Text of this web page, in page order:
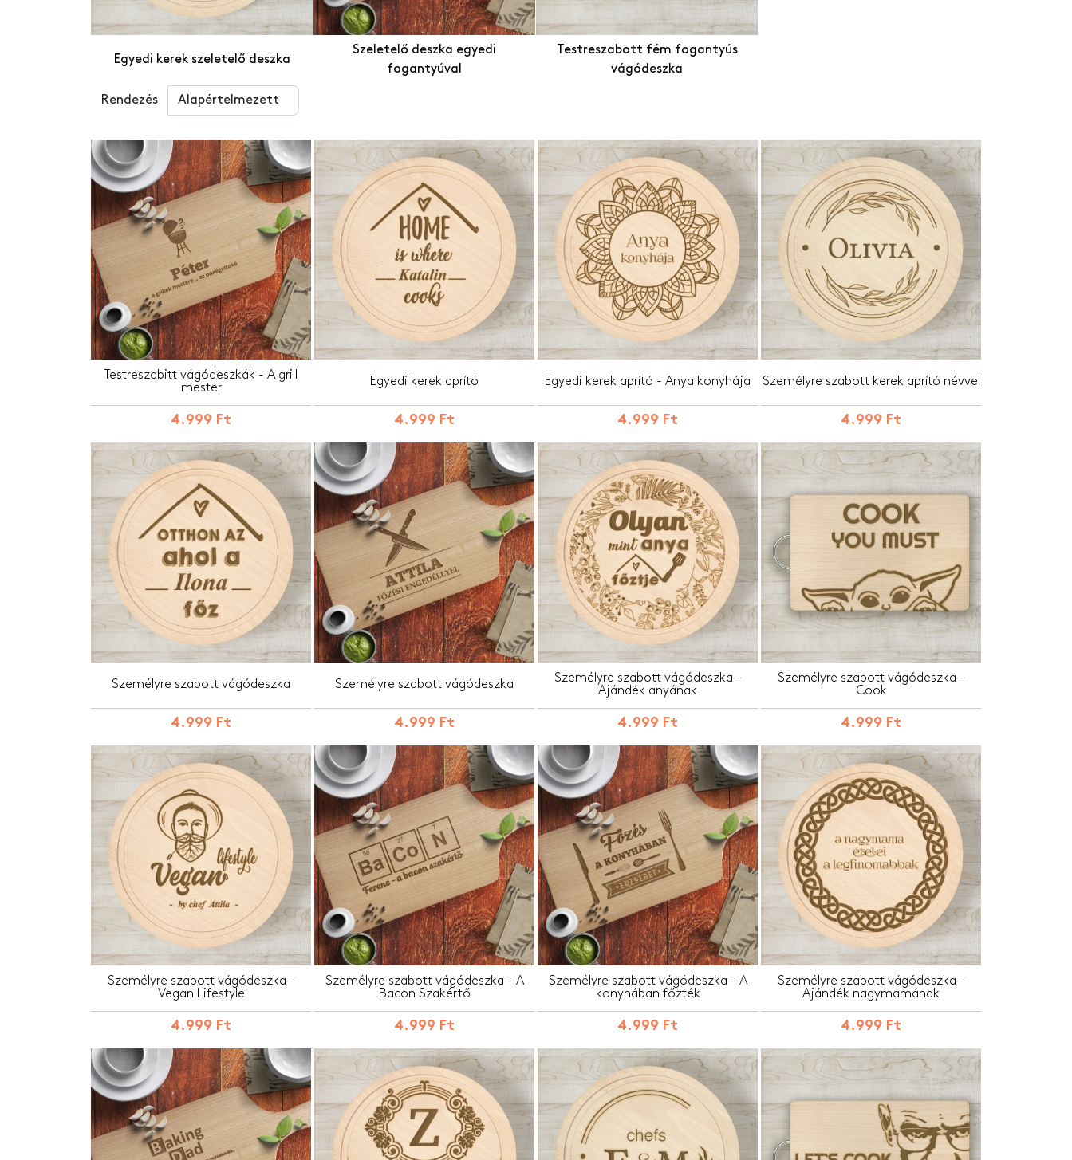
Személyre szabott sporttáska
Személyre szabott hátizsákok
HOT
Személyre szabott tolltartó
HOT
Személyre szabott párnák
Személyre szabott nyári papucs
Testreszabott konyhai kötény
Egyedi kerek szeletelő deszka
Szeletelő deszka egyedi
fogantyúval
Testreszabott fém fogantyús
vágódeszka
Rendezés
Testreszabitt vágódeszkák - A grill
mester
4.999 Ft
Egyedi kerek aprító
4.999 Ft
Egyedi kerek aprító - Anya konyhája
4.999 Ft
Személyre szabott kerek aprító névvel
4.999 Ft
Személyre szabott vágódeszka
4.999 Ft
Személyre szabott vágódeszka
4.999 Ft
Személyre szabott vágódeszka -
Ajándék anyának
4.999 Ft
Személyre szabott vágódeszka -
Cook
4.999 Ft
Személyre szabott vágódeszka -
Vegan Lifestyle
4.999 Ft
Személyre szabott vágódeszka - A
Bacon Szakértő
4.999 Ft
Személyre szabott vágódeszka - A
konyhában főzték
4.999 Ft
Személyre szabott vágódeszka -
Ajándék nagymamának
4.999 Ft